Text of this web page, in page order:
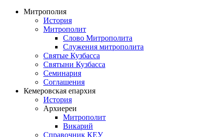
Митрополия
История
Митрополит
Слово Митрополита
Служения митрополита
Святые Кузбасса
Святыни Кузбасса
Семинария
Соглашения
Кемеровская епархия
История
Архиереи
Митрополит
Викарий
Справочник КЕУ